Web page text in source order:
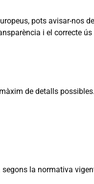
pots avisar-nos
i el correcte
de detalls possibles.
la normativa